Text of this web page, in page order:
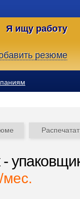
Я ищу работу
резюме
-
мес.